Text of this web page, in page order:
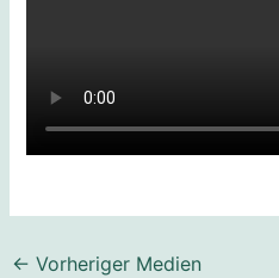
← Vorheriger Medien